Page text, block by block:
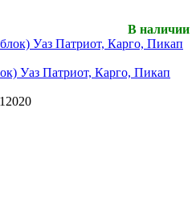
В наличии
Уаз Патриот, Карго, Пикап